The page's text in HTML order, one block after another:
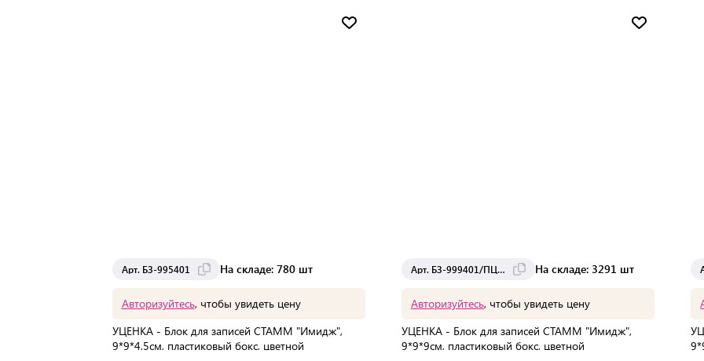
Арт. БЗ-995401 На складе: 780 шт
Авторизуйтесь, чтобы увидеть цену
УЦЕНКА - Блок для записей СТАММ "Имидж",
9*9*4,5см, пластиковый бокс, цветной
Арт. БЗ-999401/ПЦ41 На складе: 3291 шт
Авторизуйтесь, чтобы увидеть цену
УЦЕНКА - Блок для записей СТАММ "Имидж",
9*9*9см, пластиковый бокс, цветной